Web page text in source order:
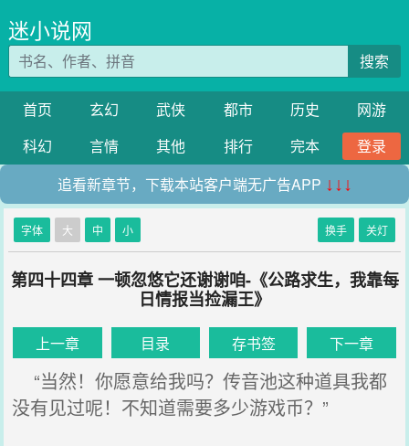
迷小说网
搜索
首页 玄幻 武侠 都市 历史
网游
科幻
言情 其他 排行 完本
登录
追看新章节，下载本站客户端无广告APP ↓↓↓
字体 大 中 小 换手 关灯
第四十四章 一顿忽悠它还谢谢咱-《公路求生，我靠每
日情报当捡漏王》
上一章 目录 存书签 下一章
“当然！你愿意给我吗？传音池这种道具我都
没有见过呢！不知道需要多少游戏币？”